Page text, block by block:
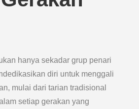
hanya sekadar grup penari
diri untuk menggali
mulai dari tarian tradisional
setiap gerakan yang